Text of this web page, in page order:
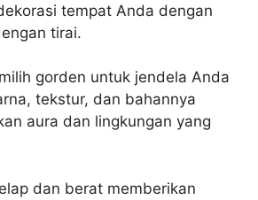
tempat Anda dengan
tirai.
gorden untuk jendela Anda
tekstur, dan bahannya
aura dan lingkungan yang
dan berat memberikan